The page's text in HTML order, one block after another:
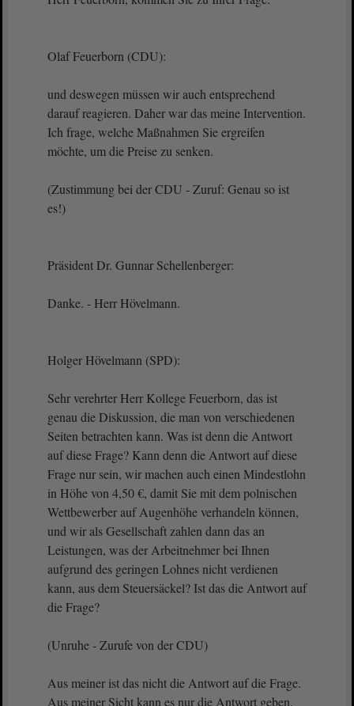
Olaf Feuerborn (CDU):
und deswegen müssen wir auch entsprechend
darauf reagieren. Daher war das meine Intervention.
Ich frage, welche Maßnahmen Sie ergreifen
möchte, um die Preise zu senken.
(Zustimmung bei der CDU - Zuruf: Genau so ist
es!)
Präsident Dr. Gunnar Schellenberger:
Danke. - Herr Hövelmann.
Holger Hövelmann (SPD):
Sehr verehrter Herr Kollege Feuerborn, das ist
genau die Diskussion, die man von verschiedenen
Seiten betrachten kann. Was ist denn die Antwort
auf diese Frage? Kann denn die Antwort auf diese
Frage nur sein, wir machen auch einen Mindestlohn
in Höhe von 4,50 €, damit Sie mit dem polnischen
Wettbewerber auf Augenhöhe verhandeln können,
und wir als Gesellschaft zahlen dann das an
Leistungen, was der Arbeitnehmer bei Ihnen
aufgrund des geringen Lohnes nicht verdienen
kann, aus dem Steuersäckel? Ist das die Antwort auf
die Frage?
(Unruhe - Zurufe von der CDU)
Aus meiner ist das nicht die Antwort auf die Frage.
Aus meiner Sicht kann es nur die Antwort geben,